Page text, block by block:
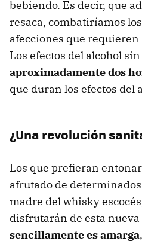
bebiendo. Es decir, que
resaca, combatiríamos
afecciones que
Los efectos del alcohol
aproximadamente dos
que duran los efectos del
¿Una revolución
Los que prefieran
afrutado de
madre del whisky
disfrutarán de esta
sencillamente es amarga